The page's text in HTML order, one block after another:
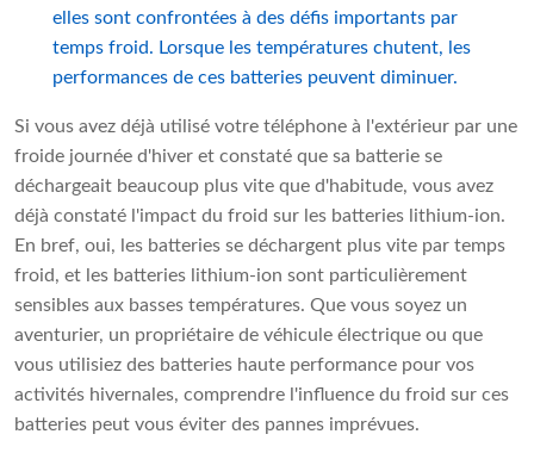
elles sont confrontées à des défis importants par
temps froid. Lorsque les températures chutent, les
performances de ces batteries peuvent diminuer.
Si vous avez déjà utilisé votre téléphone à l'extérieur par une
froide journée d'hiver et constaté que sa batterie se
déchargeait beaucoup plus vite que d'habitude, vous avez
déjà constaté l'impact du froid sur les batteries lithium-ion.
En bref, oui, les batteries se déchargent plus vite par temps
froid, et les batteries lithium-ion sont particulièrement
sensibles aux basses températures. Que vous soyez un
aventurier, un propriétaire de véhicule électrique ou que
vous utilisiez des batteries haute performance pour vos
activités hivernales, comprendre l'influence du froid sur ces
batteries peut vous éviter des pannes imprévues.